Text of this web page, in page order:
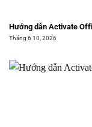
Hướng dẫn Activate
Tháng 6 10, 2026